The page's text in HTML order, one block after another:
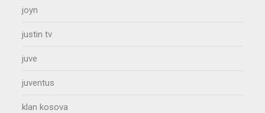
joyn
justin tv
juve
juventus
klan kosova